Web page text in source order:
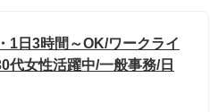
1日3時間～OK/ワークライ
代女性活躍中/一般事務/日